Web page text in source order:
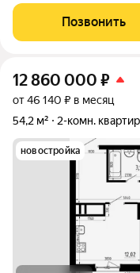
О КОМПЛЕКСЕ ЖК «Притяжение» это
каждом метре. Четыре
Позвонить
12 860 000 ₽
от 46 140 ₽ в месяц
54,2 м²
2-комн.
новостройка